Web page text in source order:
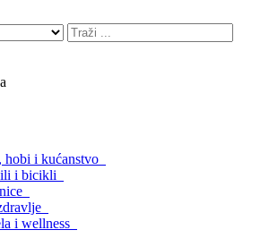
hobi i kućanstvo
i bicikli
i wellness